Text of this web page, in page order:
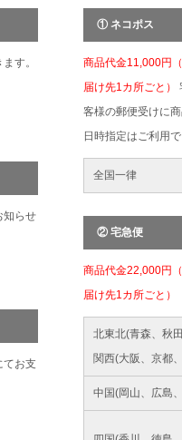
す。
知らせ
てお支
① ネコポス
商品代金11,000円
届け先1カ所ごと）
客様の郵便受けに
日時指定はご利用
全国一律
② 宅急便
商品代金22,000円
届け先1カ所ごと）
北東北(青森、秋
関西(大阪、京都
中国(岡山、広島